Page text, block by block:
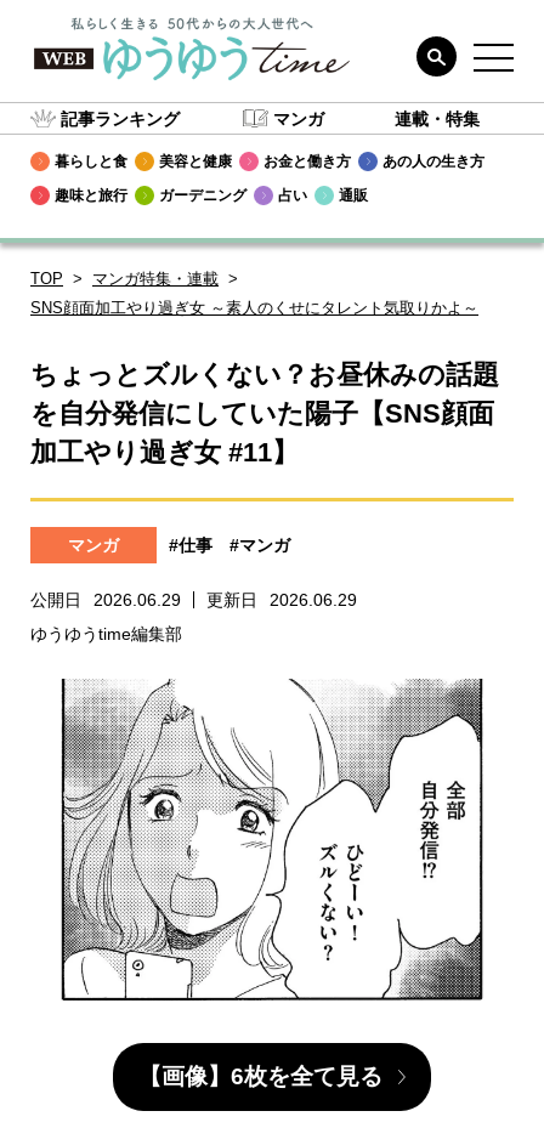
記事ランキング マンガ 連載・特集
暮らしと食 美容と健康 お金と働き方
あの人の生き方
趣味と旅行
ガーデニング 占い 通販
TOP
マンガ特集・連載
SNS顔面加工やり過ぎ女 ～素人のくせにタレント気取りかよ～
ちょっとズルくない？お昼休みの話題
を自分発信にしていた陽子【SNS顔面
加工やり過ぎ女 #11】
マンガ #仕事 #マンガ
公開日 2026.06.29 更新日
2026.06.29
ゆうゆうtime編集部
【画像】6枚を全て見る